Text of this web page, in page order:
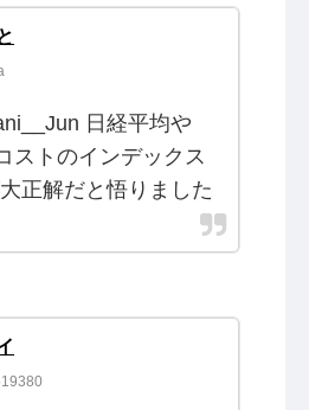
日経平均や
ストのインデックス
正解だと悟りました